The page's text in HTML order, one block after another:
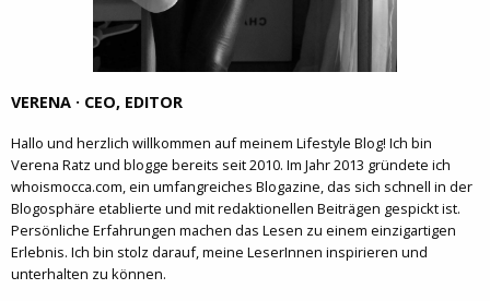
VERENA · CEO, EDITOR
Hallo und herzlich willkommen auf meinem Lifestyle Blog! Ich bin
Verena Ratz und blogge bereits seit 2010. Im Jahr 2013 gründete ich
whoismocca.com, ein umfangreiches Blogazine, das sich schnell in der
Blogosphäre etablierte und mit redaktionellen Beiträgen gespickt ist.
Persönliche Erfahrungen machen das Lesen zu einem einzigartigen
Erlebnis. Ich bin stolz darauf, meine LeserInnen inspirieren und
unterhalten zu können.